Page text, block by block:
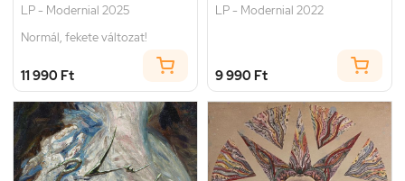
LP - Modernial 2025
Normál, fekete változat!
11 990 Ft
LP - Modernial 2022
9 990 Ft